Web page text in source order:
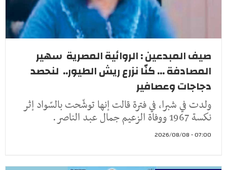
صيف المبدعين : الروائية المصرية سهير
المصادفة ... كنّا نزرع ريش الطيور.. لنحصد
دجاجات وعصافير
ولدت في شبرا، في فترة قالت إنها توشّحت بالسّواد إثر
نكسة 1967 ووفاة الزعيم جمال عبد الناصر.
07:00 - 2026/08/08